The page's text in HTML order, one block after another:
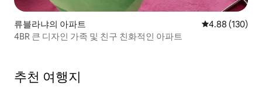
류블라냐의 아파트 평점 4.88점(5
4.88 (130)
4BR 큰 디자인 가족 및 친구 친화적인 아파트
추천 여행지